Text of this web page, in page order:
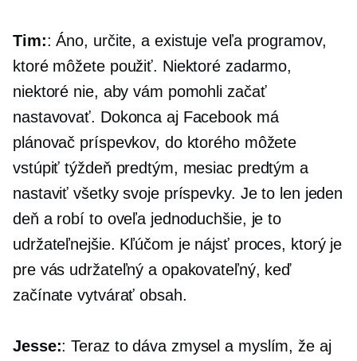
Tim:: Áno, určite, a existuje veľa programov,
ktoré môžete použiť. Niektoré zadarmo,
niektoré nie, aby vám pomohli začať
nastavovať. Dokonca aj Facebook má
plánovač príspevkov, do ktorého môžete
vstúpiť týždeň predtým, mesiac predtým a
nastaviť všetky svoje príspevky. Je to len jeden
deň a robí to oveľa jednoduchšie, je to
udržateľnejšie. Kľúčom je nájsť proces, ktorý je
pre vás udržateľný a opakovateľný, keď
začínate vytvárať obsah.
Jesse:: Teraz to dáva zmysel a myslím, že aj